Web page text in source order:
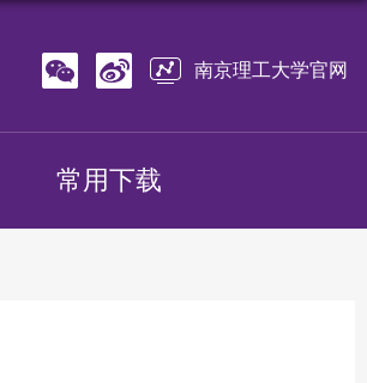
南京理工大学官网
常用下载